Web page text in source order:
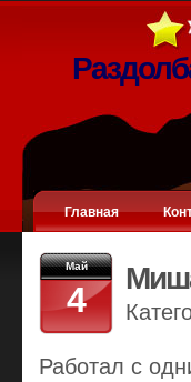
Главная
Май
4
Работал с